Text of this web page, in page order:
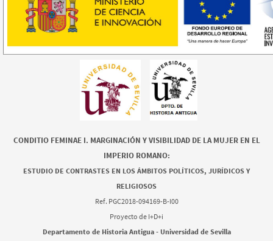
CONDITIO FEMINAE I. MARGINACIÓN Y VISIBILIDAD DE LA MUJER EN EL
IMPERIO ROMANO:
ESTUDIO DE CONTRASTES EN LOS ÁMBITOS POLÍTICOS, JURÍDICOS Y
RELIGIOSOS
Ref. PGC2018-094169-B-I00
Proyecto de I+D+i
Departamento de Historia Antigua - Universidad de Sevilla